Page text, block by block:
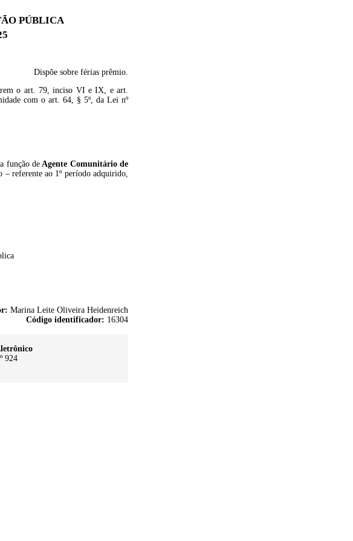
PÚBLICA
Dispõe sobre férias prêmio.
o art. 79, inciso VI e IX, e art.
com o art. 64, § 5º, da Lei nº
função de Agente Comunitário de
– referente ao 1º período adquirido,
Marina Leite Oliveira Heidenreich
Código identificador: 16304
924